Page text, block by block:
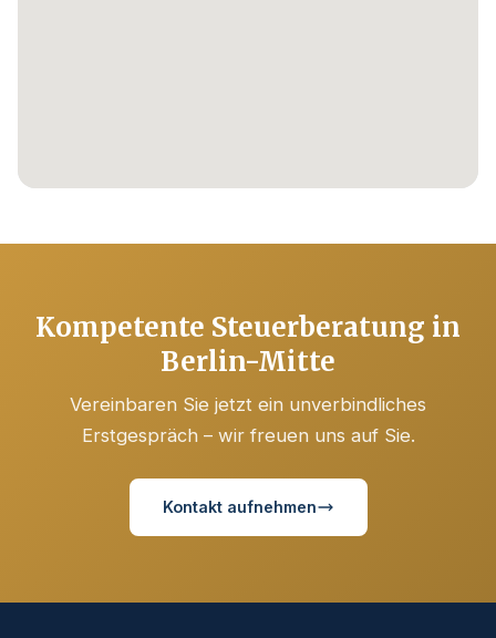
Kompetente Steuerberatung in
Berlin-Mitte
Vereinbaren Sie jetzt ein unverbindliches
Erstgespräch – wir freuen uns auf Sie.
Kontakt aufnehmen